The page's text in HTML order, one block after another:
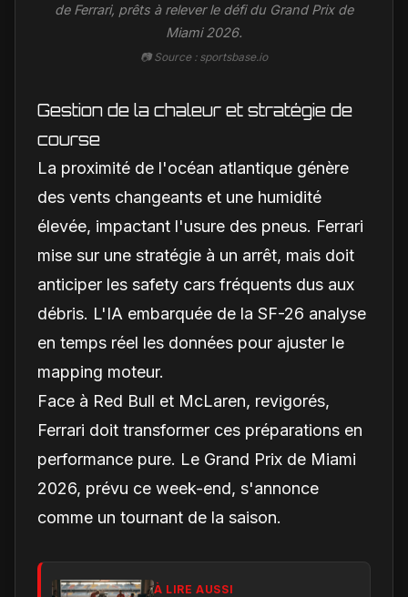
de Ferrari, prêts à relever le défi du Grand Prix de
Miami 2026.
📷 Source : sportsbase.io
Gestion de la chaleur et stratégie de
course
La proximité de l'océan atlantique génère
des vents changeants et une humidité
élevée, impactant l'usure des pneus. Ferrari
mise sur une stratégie à un arrêt, mais doit
anticiper les safety cars fréquents dus aux
débris. L'IA embarquée de la SF-26 analyse
en temps réel les données pour ajuster le
mapping moteur.
Face à Red Bull et McLaren, revigorés,
Ferrari doit transformer ces préparations en
performance pure. Le Grand Prix de Miami
2026, prévu ce week-end, s'annonce
comme un tournant de la saison.
À LIRE AUSSI